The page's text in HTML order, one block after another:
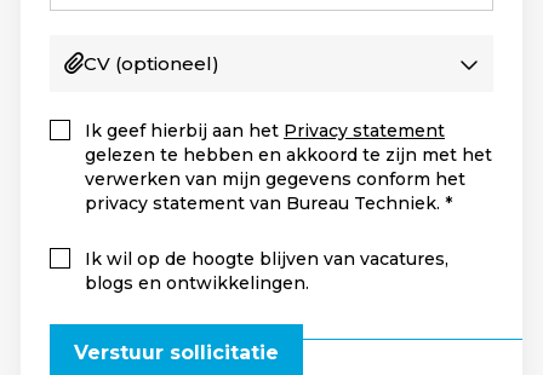
CV (optioneel)
Ik geef hierbij aan het Privacy statement
gelezen te hebben en akkoord te zijn met het
verwerken van mijn gegevens conform het
privacy statement van Bureau Techniek.
Ik wil op de hoogte blijven van vacatures,
blogs en ontwikkelingen.
Verstuur sollicitatie